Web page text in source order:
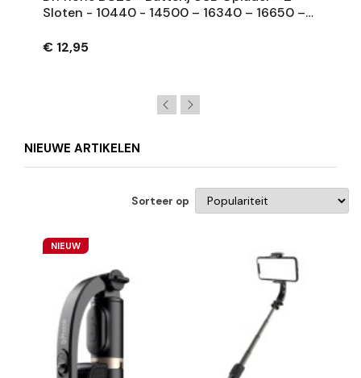
Sloten - 10440 - 14500 – 16340 – 16650 –
€ 12,95
NIEUWE ARTIKELEN
Sorteer op
NIEUW